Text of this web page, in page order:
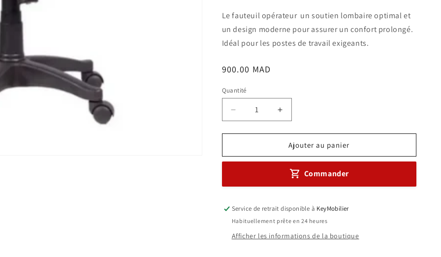
Le fauteuil opérateur un soutien lombaire optimal et
un design moderne pour assurer un confort prolongé.
Idéal pour les postes de travail exigeants.
Prix
900.00 MAD
Quantité
Réduire
la
quantité
Fauteuil
Réf
Augmenter
la
quantité
de
Fauteuil
Mesh
Réf
Ajouter au panier
Commander
Service de retrait disponible à KeyMobilier
Habituellement prête en 24 heures
Afficher les informations de la boutique